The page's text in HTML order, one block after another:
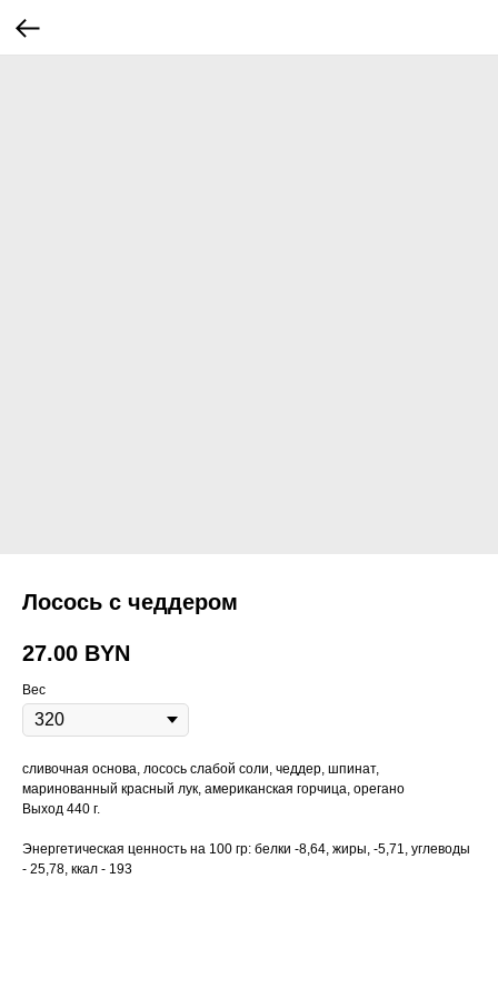
Лосось с чеддером
27.00 BYN
Вес
сливочная основа, лосось слабой соли, чеддер, шпинат,
маринованный красный лук, американская горчица, орегано
Выход 440 г.
Энергетическая ценность на 100 гр: белки -8,64, жиры, -5,71, углеводы
- 25,78, ккал - 193